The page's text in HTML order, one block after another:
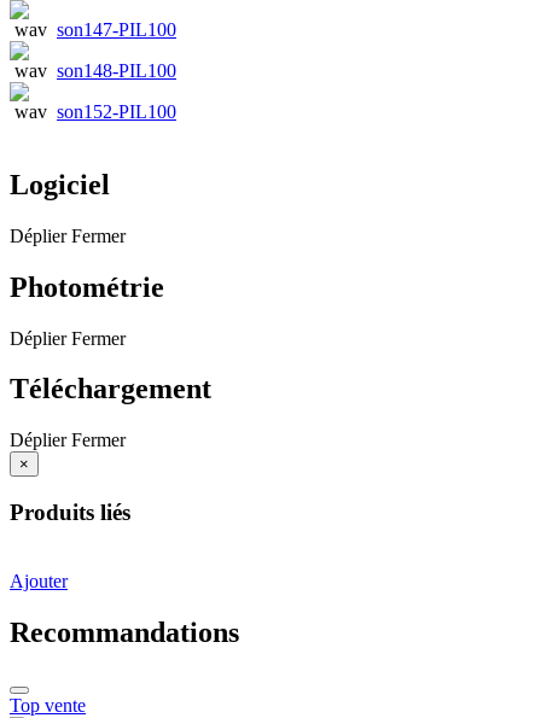
son147-PIL100
son148-PIL100
son152-PIL100
Logiciel
Déplier Fermer
Photométrie
Déplier Fermer
Téléchargement
Déplier Fermer
×
Produits liés
Ajouter
Recommandations
Top vente